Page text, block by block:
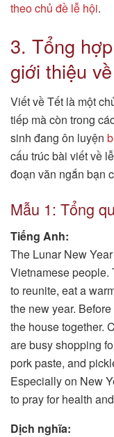
theo chủ đề lễ hội.
3. Tổng
giới thiệu
Viết về Tết là một
tiếp mà còn trong
sinh đang ôn luyện
cấu trúc bài viết về
đoạn văn ngắn bạn
Mẫu 1: Tổng
Tiếng Anh:
The Lunar New
Vietnamese people.
to reunite, eat a
the new year.
the house together.
are busy shopping
pork paste, and
Especially on New
to pray for health
Dịch nghĩa: